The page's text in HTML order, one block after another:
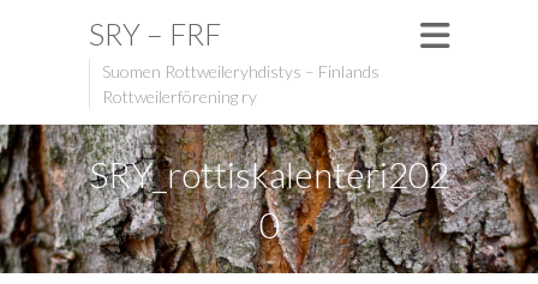
SRY – FRF
Suomen Rottweileryhdistys – Finlands
Rottweilerförening ry
SRY_rottiskalenteri202
0